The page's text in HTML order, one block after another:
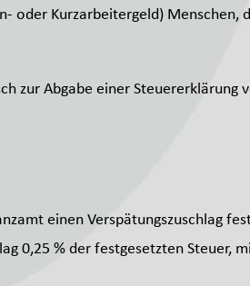
oder Kurzarbeitergeld) Menschen,
zur Abgabe einer
einen Verspätungszuschlag
0,25 % der festgesetzten Steuer,